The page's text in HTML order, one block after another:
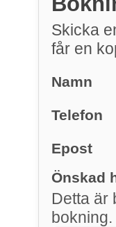
Skicka
får en
Namn
Telefon
Epost
Önskad
Detta är
bokning.